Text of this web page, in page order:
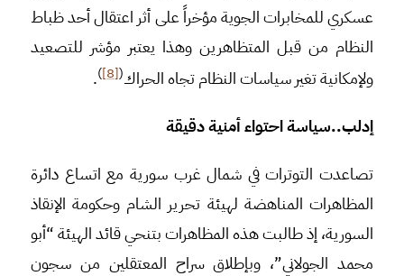
عسكري للمخابرات الجوية مؤخراً على أثر اعتقال أحد ظباط
النظام من قبل المتظاهرين وهذا يعتبر مؤشر للتصعيد
ولإمكانية تغير سياسات النظام تجاه الحراك(
[8]
)
.
إدلب..سياسة احتواء أمنية دقيقة
تصاعدت التوترات في شمال غرب سورية مع اتساع دائرة
المظاهرات المناهضة لهيئة تحرير الشام وحكومة الإنقاذ
السورية، إذ طالبت هذه المظاهرات بتنحي قائد الهيئة “أبو
محمد الجولاني”، وبإطلاق سراح المعتقلين من سجون